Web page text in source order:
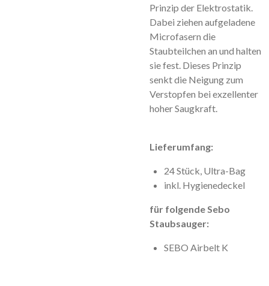
Prinzip der Elektrostatik.
Dabei ziehen aufgeladene
Microfasern die
Staubteilchen an und halten
sie fest. Dieses Prinzip
senkt die Neigung zum
Verstopfen bei exzellenter
hoher Saugkraft.
Lieferumfang:
24 Stück, Ultra-Bag
inkl. Hygienedeckel
für folgende Sebo
Staubsauger:
SEBO Airbelt K